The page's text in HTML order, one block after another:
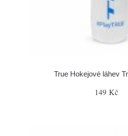
True Hokejové láhev
149 Kč